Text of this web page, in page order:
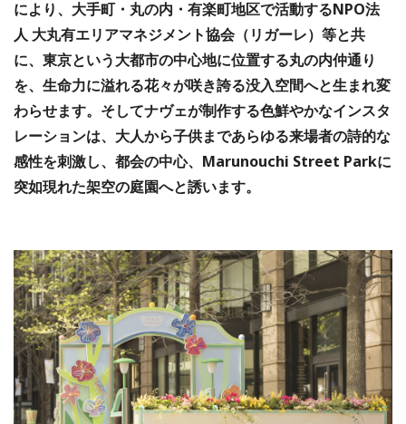
により、大手町・丸の内・有楽町地区で活動するNPO法
人 大丸有エリアマネジメント協会（リガーレ）等と共
に、東京という大都市の中心地に位置する丸の内仲通り
を、生命力に溢れる花々が咲き誇る没入空間へと生まれ変
わらせます。そしてナヴェが制作する色鮮やかなインスタ
レーションは、大人から子供まであらゆる来場者の詩的な
感性を刺激し、都会の中心、Marunouchi Street Parkに
突如現れた架空の庭園へと誘います。